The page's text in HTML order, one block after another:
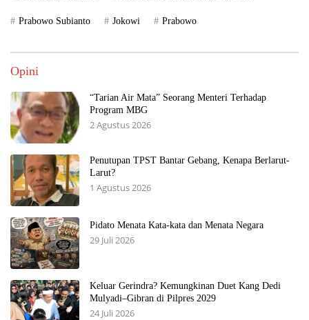
Prabowo Subianto Jokowi Prabowo
Opini
“Tarian Air Mata” Seorang Menteri Terhadap
Program MBG
2 Agustus 2026
Penutupan TPST Bantar Gebang, Kenapa Berlarut-
Larut?
1 Agustus 2026
Pidato Menata Kata-kata dan Menata Negara
29 Juli 2026
Keluar Gerindra? Kemungkinan Duet Kang Dedi
Mulyadi–Gibran di Pilpres 2029
24 Juli 2026